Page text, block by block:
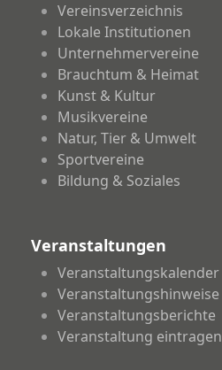
Vereinsverzeichnis
Lokale Institutionen
Unternehmervereine
Brauchtum & Heimat
Kunst & Kultur
Musikvereine
Natur, Tier & Umwelt
Sportvereine
Bildung & Soziales
Veranstaltungen
Veranstaltungskalender
Veranstaltungshinweise
Veranstaltungsberichte
Veranstaltung eintragen